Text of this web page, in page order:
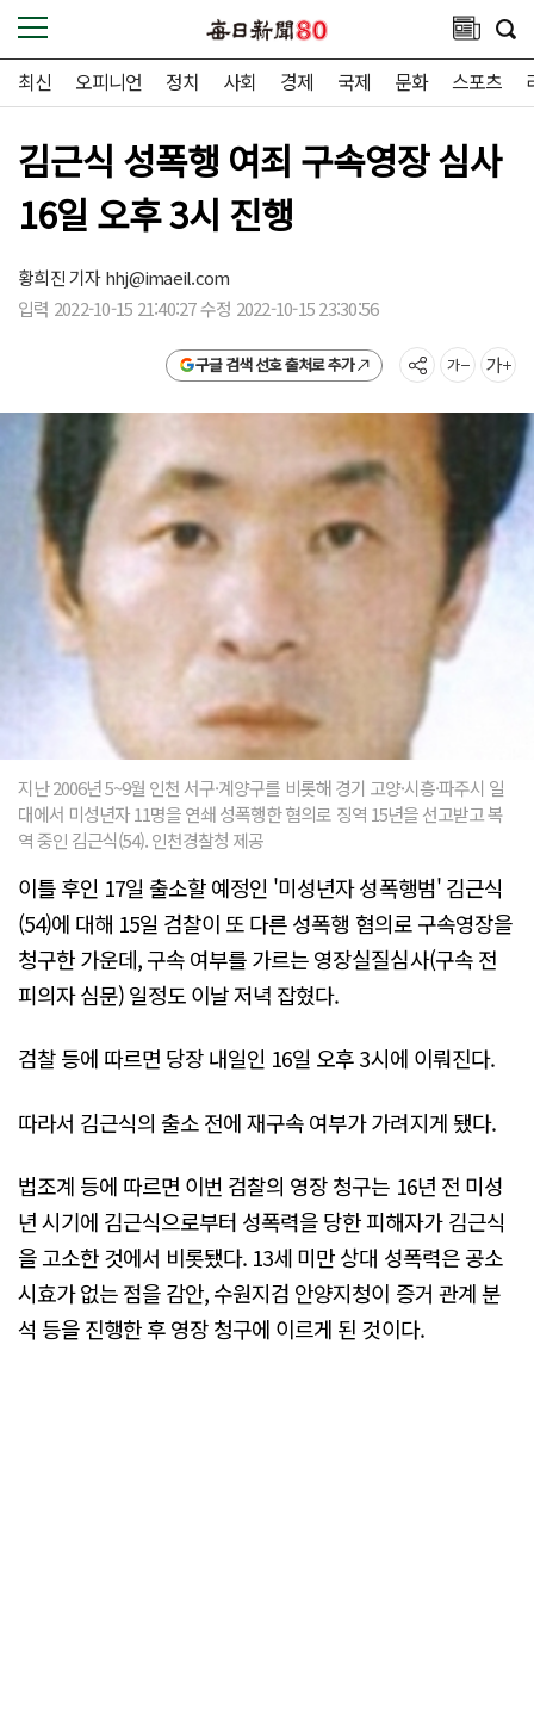
최신 오피니언 정치 사회 경제 국제 문화 스포츠
김근식 성폭행 여죄 구속영장 심사
16일 오후 3시 진행
황희진 기자hhj@imaeil.com
입력 2022-10-15 21:40:27 수정 2022-10-15 23:30:56
구글 검색 선호 출처로 추가
지난 2006년 5~9월 인천 서구·계양구를 비롯해 경기 고양·시흥·파주시 일
대에서 미성년자 11명을 연쇄 성폭행한 혐의로 징역 15년을 선고받고 복
역 중인 김근식(54). 인천경찰청 제공
이틀 후인 17일 출소할 예정인 '미성년자 성폭행범' 김근식
(54)에 대해 15일 검찰이 또 다른 성폭행 혐의로 구속영장을
청구한 가운데, 구속 여부를 가르는 영장실질심사(구속 전
피의자 심문) 일정도 이날 저녁 잡혔다.
검찰 등에 따르면 당장 내일인 16일 오후 3시에 이뤄진다.
따라서 김근식의 출소 전에 재구속 여부가 가려지게 됐다.
법조계 등에 따르면 이번 검찰의 영장 청구는 16년 전 미성
년 시기에 김근식으로부터 성폭력을 당한 피해자가 김근식
을 고소한 것에서 비롯됐다. 13세 미만 상대 성폭력은 공소
시효가 없는 점을 감안, 수원지검 안양지청이 증거 관계 분
석 등을 진행한 후 영장 청구에 이르게 된 것이다.